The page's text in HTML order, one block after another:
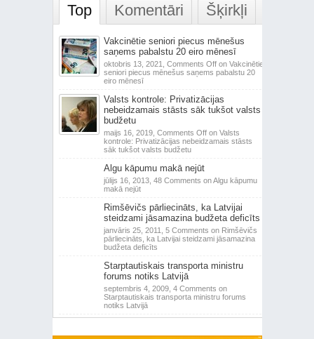
Top Komentāri Šķirkļi
Vakcinētie seniori piecus mēnešus
saņems pabalstu 20 eiro mēnesī
oktobris 13, 2021, Comments Offon Vakcinētie
seniori piecus mēnešus saņems pabalstu 20
eiro mēnesī
Valsts kontrole: Privatizācijas
nebeidzamais stāsts sāk tukšot valsts
budžetu
maijs 16, 2019, Comments Offon Valsts
kontrole: Privatizācijas nebeidzamais stāsts
sāk tukšot valsts budžetu
Algu kāpumu makā nejūt
jūlijs 16, 2013, 48 Comments on Algu kāpumu
makā nejūt
Rimšēvičs pārliecināts, ka Latvijai
steidzami jāsamazina budžeta deficīts
janvāris 25, 2011, 5 Comments on Rimšēvičs
pārliecināts, ka Latvijai steidzami jāsamazina
budžeta deficīts
Starptautiskais transporta ministru
forums notiks Latvijā
septembris 4, 2009, 4 Comments on
Starptautiskais transporta ministru forums
notiks Latvijā